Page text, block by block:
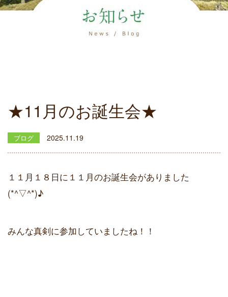
★11月のお誕生会★
ブログ 2025.11.19
１１月１８日に１１月のお誕生会がありました
(*^▽^*)♪
みんな真剣に参加していましたね！！